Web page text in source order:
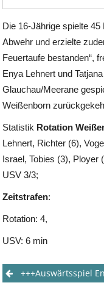
Die 16-Jährige spielte
Abwehr und erzielte
Feuertaufe bestanden“,
Enya Lehnert und
Glauchau/Meerane
Weißenborn
Statistik Rotation
Lehnert, Richter (6),
Israel, Tobies (3), Ployer
USV 3/3;
Zeitstrafen:
Rotation: 4,
USV: 6 min
Post+++Auswärtsspiel Endet In